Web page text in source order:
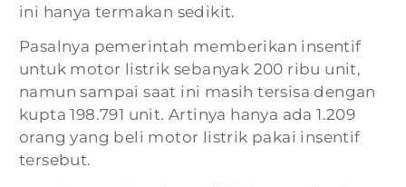
ini hanya termakan sedikit.
Pasalnya pemerintah memberikan insentif
untuk motor listrik sebanyak 200 ribu unit,
namun sampai saat ini masih tersisa dengan
kupta 198.791 unit. Artinya hanya ada 1.209
orang yang beli motor listrik pakai insentif
tersebut.